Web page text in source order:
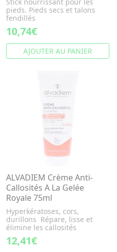
pieds. Pieds secs et talons
fendillés
10,74€
AJOUTER AU PANIER
ALVADIEM Crème Anti-
Callosités A La Gelée
Royale 75ml
Hyperkératoses, cors,
durillons Répare, lisse et
élimine les callosités
12,41€